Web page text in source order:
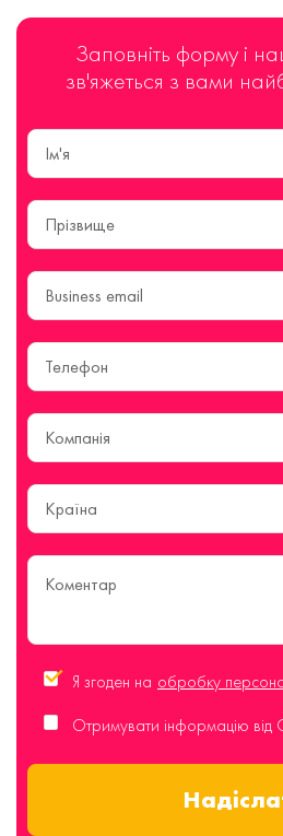
Заповніть форму і
зв'яжеться з вами
Країна
Я згоден на обробку
Отримувати інформацію від